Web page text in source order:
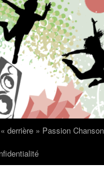
derrière » Passion